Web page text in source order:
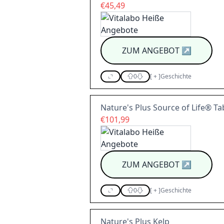
€45,49
ZUM ANGEBOT↗
0 [+]Geschichte
Nature's Plus Source of Life®
€101,99
ZUM ANGEBOT↗
0 [+]Geschichte
Nature's Plus Kelp